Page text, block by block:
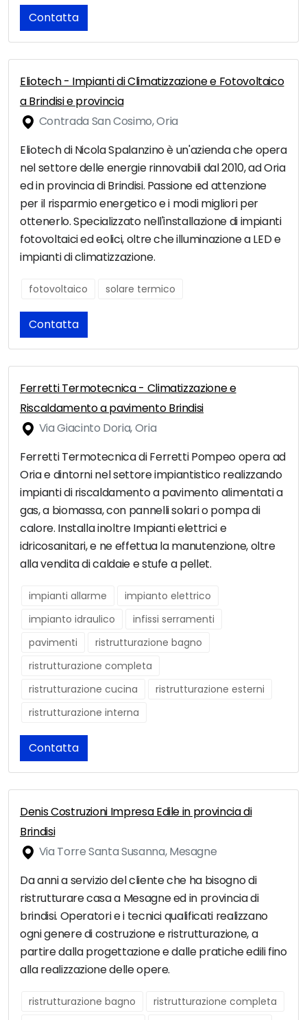
Contatta
Eliotech - Impianti di Climatizzazione e Fotovoltaico
a Brindisi e provincia
Contrada San Cosimo, Oria
Eliotech di Nicola Spalanzino è un'azienda che opera
nel settore delle energie rinnovabili dal 2010, ad Oria
ed in provincia di Brindisi. Passione ed attenzione
per il risparmio energetico e i modi migliori per
ottenerlo. Specializzato nell'installazione di impianti
fotovoltaici ed eolici, oltre che illuminazione a LED e
impianti di climatizzazione.
fotovoltaico solare termico
Contatta
Ferretti Termotecnica - Climatizzazione e
Riscaldamento a pavimento Brindisi
Via Giacinto Doria, Oria
Ferretti Termotecnica di Ferretti Pompeo opera ad
Oria e dintorni nel settore impiantistico realizzando
impianti di riscaldamento a pavimento alimentati a
gas, a biomassa, con pannelli solari o pompa di
calore. Installa inoltre Impianti elettrici e
idricosanitari, e ne effettua la manutenzione, oltre
alla vendita di caldaie e stufe a pellet.
impianti allarme
impianto elettrico
impianto idraulico
infissi serramenti
pavimenti
ristrutturazione bagno
ristrutturazione completa
ristrutturazione cucina
ristrutturazione esterni
ristrutturazione interna
Contatta
Denis Costruzioni Impresa Edile in provincia di
Brindisi
Via Torre Santa Susanna, Mesagne
Da anni a servizio del cliente che ha bisogno di
ristrutturare casa a Mesagne ed in provincia di
brindisi. Operatori e i tecnici qualificati realizzano
ogni genere di costruzione e ristrutturazione, a
partire dalla progettazione e dalle pratiche edili fino
alla realizzazione delle opere.
ristrutturazione bagno
ristrutturazione completa